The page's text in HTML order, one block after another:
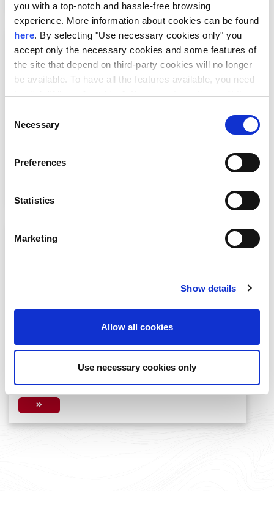
you with a top-notch and hassle-free browsing
experience. More information about cookies can be found
here. By selecting "Use necessary cookies only" you
accept only the necessary cookies and some features of
the site that depend on third-party cookies will no longer
be available. To have all the features available, you need
to click "Allow all cookies". You can at any time edit the
our site under "Manage cookies".
Selection
Necessary
Preferences
Statistics
Marketing
Show details
Allow all cookies
Use necessary cookies only
Επιχειρηματικές Συναντήσεις
TechEU 2026 – Νέα πρόσκληση για
γυναίκες που ηγούνται startups βαθιάς